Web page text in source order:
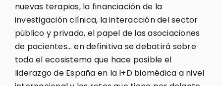
nuevas terapias, la financiación de la
investigación clínica, la interacción del sector
público y privado, el papel de las asociaciones
de pacientes… en definitiva se debatirá sobre
todo el ecosistema que hace posible el
liderazgo de España en la I+D biomédica a nivel